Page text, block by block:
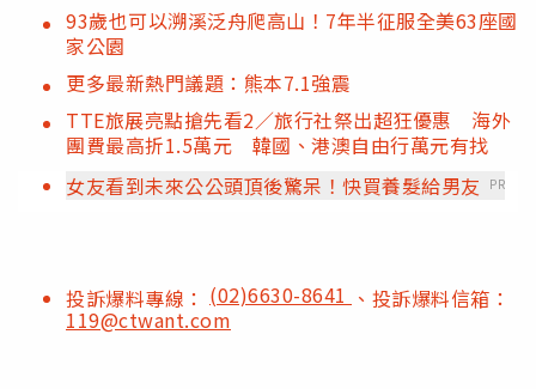
93歲也可以溯溪泛舟爬高山！7年半征服全美63座國
家公園
更多最新熱門議題：熊本7.1強震
TTE旅展亮點搶先看2／旅行社祭出超狂優惠 海外
團費最高折1.5萬元 韓國、港澳自由行萬元有找
女友看到未來公公頭頂後驚呆！快買養髮給男友
PR
投訴爆料專線： (02)6630-8641 、投訴爆料信箱：
119@ctwant.com